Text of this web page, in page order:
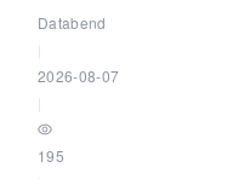
企业构建全链路 Trace 数据
Databend
2026-08-07
195